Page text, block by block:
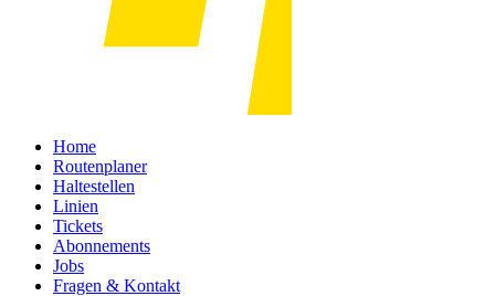
Home
Routenplaner
Haltestellen
Linien
Tickets
Abonnements
Jobs
Fragen & Kontakt